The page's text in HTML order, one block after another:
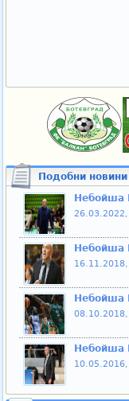
Подобни новини
Небойша
Небойша
Небойша
Небойша